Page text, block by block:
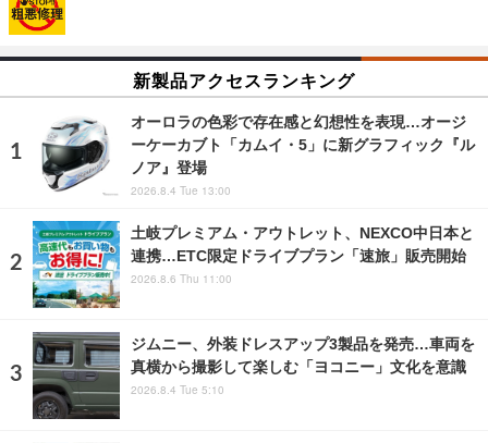
新製品アクセスランキング
オーロラの色彩で存在感と幻想性を表現…オージ
ーケーカブト「カムイ・5」に新グラフィック『ル
ノア』登場
2026.8.4 Tue 13:00
土岐プレミアム・アウトレット、NEXCO中日本と
連携…ETC限定ドライブプラン「速旅」販売開始
2026.8.6 Thu 11:00
ジムニー、外装ドレスアップ3製品を発売…車両を
真横から撮影して楽しむ「ヨコニー」文化を意識
2026.8.4 Tue 5:10